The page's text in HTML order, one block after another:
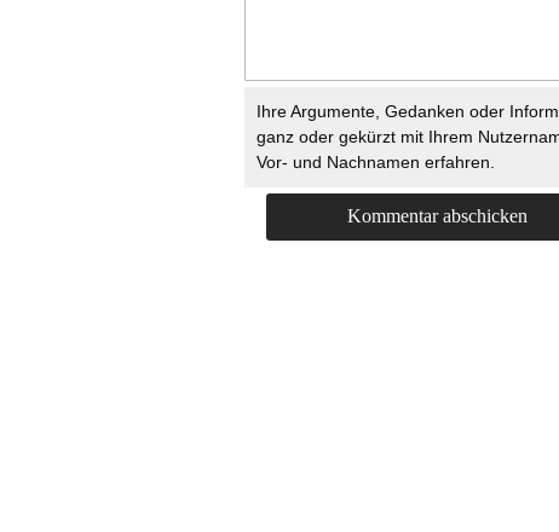
Ihre Argumente, Gedanken oder
ganz oder gekürzt mit Ihrem
Vor- und Nachnamen erfahren.